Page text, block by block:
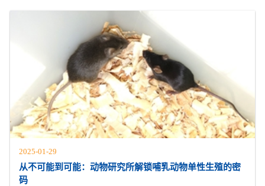
2025-01-29
从不可能到可能：动物研究所解锁哺乳动物单性生殖的密
码